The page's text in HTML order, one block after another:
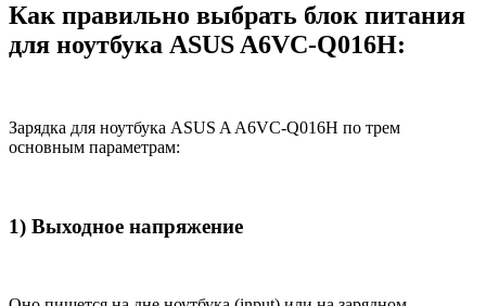
Как правильно выбрать блок питания
для ноутбука ASUS A6VC-Q016H:
Зарядка для ноутбука ASUS A A6VC-Q016H по трем
основным параметрам:
1) Выходное напряжение